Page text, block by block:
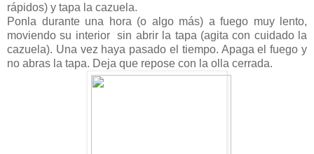
rápidos) y tapa la cazuela.
Ponla durante una hora (o algo más) a fuego muy lento,
moviendo su interior sin abrir la tapa (agita con cuidado la
cazuela). Una vez haya pasado el tiempo. Apaga el fuego y
no abras la tapa. Deja que repose con la olla cerrada.